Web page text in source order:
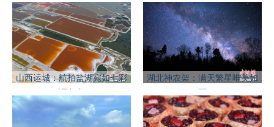
山西运城：航拍盐湖宛如七彩
湖北神农架：满天繁星唯美如